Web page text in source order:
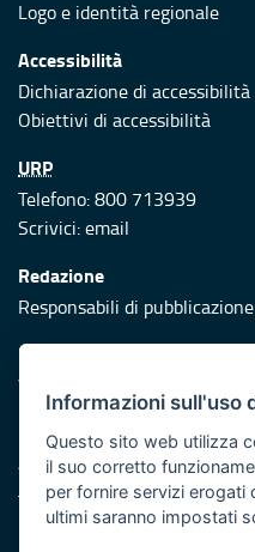
Logo e identità regionale
Accessibilità
Dichiarazione di accessibilità
Obiettivi di accessibilità
URP
Telefono: 800 713939
Scrivici:email
Redazione
Responsabili di pubblicazione
Protezione civile
Vai al sito di Protezione Civile
Iniziativa finanziata con
Asse XI
Note legali
Informazioni sull'uso
Questo sito web utilizza
il suo corretto
per fornire servizi erogati
ultimi saranno impostati